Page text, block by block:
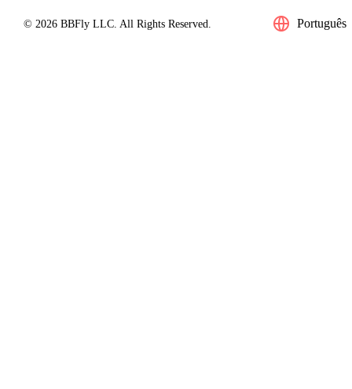
© 2026 BBFly LLC. All Rights Reserved. Português